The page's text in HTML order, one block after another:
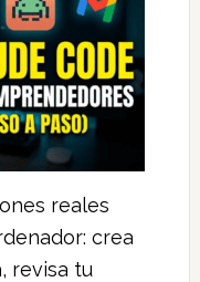
reales
crea
revisa tu